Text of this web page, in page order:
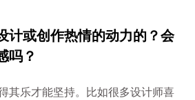
计或创作热情的动力的？会
吗？
其乐才能坚持。比如很多设计师喜